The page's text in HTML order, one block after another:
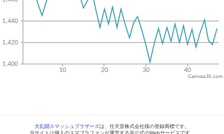
CanvasJS.com
大乱闘スマッシュブラザーズは、任天堂株式会社様の登録商標です。
当サイトは個人のスマブラファンが運営する非公式のWebサービスです。